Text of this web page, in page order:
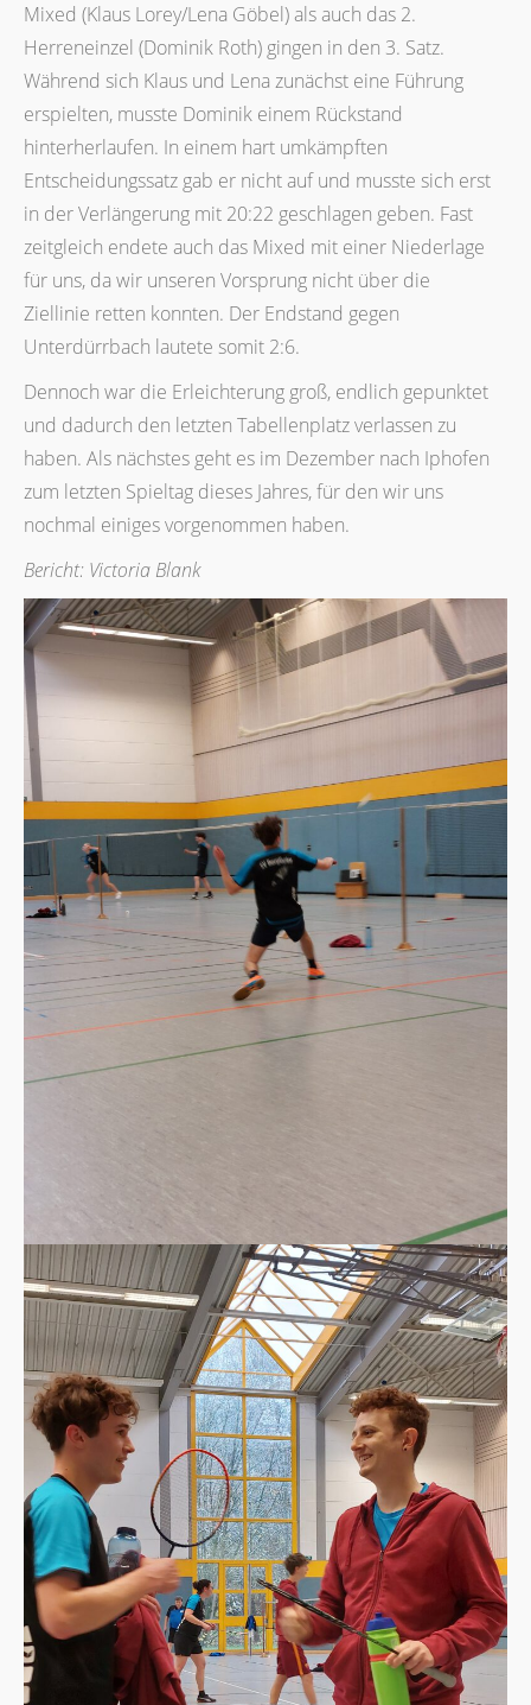
Mixed (Klaus Lorey/Lena Göbel) als auch das 2.
Herreneinzel (Dominik Roth) gingen in den 3. Satz.
Während sich Klaus und Lena zunächst eine Führung
erspielten, musste Dominik einem Rückstand
hinterherlaufen. In einem hart umkämpften
Entscheidungssatz gab er nicht auf und musste sich erst
in der Verlängerung mit 20:22 geschlagen geben. Fast
zeitgleich endete auch das Mixed mit einer Niederlage
für uns, da wir unseren Vorsprung nicht über die
Ziellinie retten konnten. Der Endstand gegen
Unterdürrbach lautete somit 2:6.
Dennoch war die Erleichterung groß, endlich gepunktet
und dadurch den letzten Tabellenplatz verlassen zu
haben. Als nächstes geht es im Dezember nach Iphofen
zum letzten Spieltag dieses Jahres, für den wir uns
nochmal einiges vorgenommen haben.
Bericht: Victoria Blank